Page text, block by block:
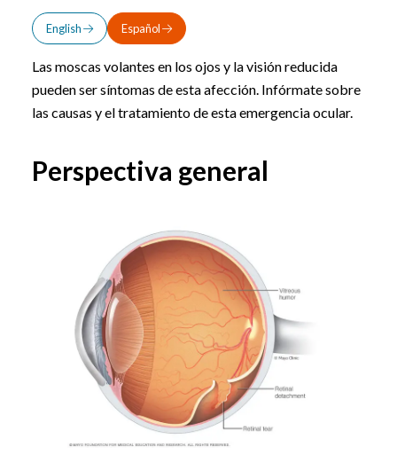
English Español
Las moscas volantes en los ojos y la visión reducida
pueden ser síntomas de esta afección. Infórmate sobre
las causas y el tratamiento de esta emergencia ocular.
Perspectiva general